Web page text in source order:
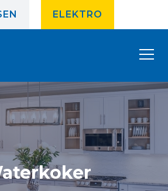
ELEKTRO